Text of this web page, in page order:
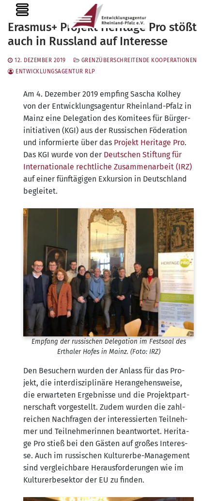
Inhalt
springen
Erasmus+ Projekt Heritage Pro stößt
auch in Russland auf Interesse
12. DEZEMBER 2019
GRENZÜBERSCHREITENDE KOOPERATIONEN
ENTWICKLUNGSAGENTUR RLP
Am 4. Dezem­ber 2019 emp­fing Sascha Kol­hey
von der Ent­wick­lungs­agen­tur Rhein­land-Pfalz in
Mainz eine Dele­ga­ti­on des Komi­tees für Bür­ger­
initia­ti­ven (KGI) aus der Rus­si­schen Föde­ra­ti­on
und infor­mier­te über das Pro­jekt Heri­ta­ge Pro.
Das KGI wur­de von der Deut­schen Stif­tung für
Inter­na­tio­na­le recht­li­che Zusam­men­ar­beit (IRZ)
auf einer fünf­tä­gi­gen Exkur­si­on in Deutsch­land
begleitet.
Emp­fang der rus­si­schen Dele­ga­ti­on im Fest­saal des
Ertha­ler Hofes in Mainz. (Foto: IRZ)
Den Besu­chern wur­den der Anlass für das Pro­
jekt, die inter­dis­zi­pli­nä­re Her­an­ge­hens­wei­se,
die erwar­te­ten Ergeb­nis­se und die Pro­jekt­part­
ner­schaft vor­ge­stellt. Zudem wur­den die zahl­
rei­chen Nach­fra­gen der inter­es­sier­ten Teil­neh­
mer und Teil­neh­me­rin­nen beant­wor­tet. Heri­ta­
ge Pro stieß bei den Gäs­ten auf gro­ßes Inter­es­
se. Auch im rus­si­schen Kul­tur­er­be-Manage­ment
sind ver­gleich­ba­re Her­aus­for­de­run­gen wie im
Kul­tur­er­be­sek­tor der EU zu finden.